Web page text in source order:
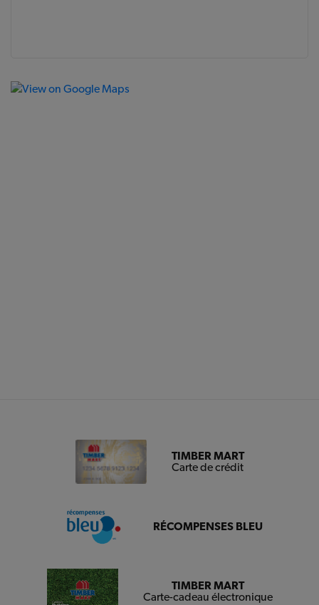
TIMBER MART
Carte de crédit
RÉCOMPENSES BLEU
TIMBER MART
Carte-cadeau électronique